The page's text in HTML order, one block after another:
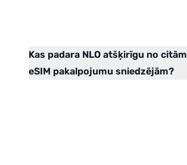
Kas padara NLO atšķirīgu no citām
eSIM pakalpojumu sniedzējām?